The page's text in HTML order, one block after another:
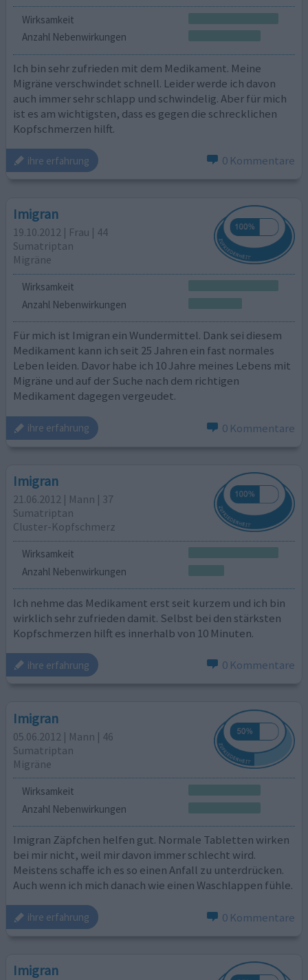
Wirksamkeit
Anzahl Nebenwirkungen
Ich bin sehr zufrieden mit dem Medikament. Meine
Migräne verschwindet schnell. Leider werde ich davon
auch immer sehr schlapp und schwindelig. Aber für mich
ist es am wichtigsten, dass es gegen die schrecklichen
Kopfschmerzen hilft.
ihre erfahrung 0 Kommentare
Imigran
19.10.2012 | Frau | 44
Sumatriptan
Migräne
Wirksamkeit
Anzahl Nebenwirkungen
Für mich ist Imigran ein Wundermittel. Dank sei diesem
Medikament kann ich seit 25 Jahren ein fast normales
Leben leiden. Davor habe ich 10 Jahre meines Lebens mit
Migräne und auf der Suche nach dem richtigen
Medikament dagegen vergeudet.
ihre erfahrung 0 Kommentare
Imigran
21.06.2012 | Mann | 37
Sumatriptan
Cluster-Kopfschmerz
Wirksamkeit
Anzahl Nebenwirkungen
Ich nehme das Medikament erst seit kurzem und ich bin
wirklich sehr zufrieden damit. Selbst bei den stärksten
Kopfschmerzen hilft es innerhalb von 10 Minuten.
ihre erfahrung 0 Kommentare
Imigran
05.06.2012 | Mann | 46
Sumatriptan
Migräne
Wirksamkeit
Anzahl Nebenwirkungen
Imigran Zäpfchen helfen gut. Normale Tabletten wirken
bei mir nicht, weil mir davon immer schlecht wird.
Meistens schaffe ich es so einen Anfall zu unterdrücken.
Auch wenn ich mich danach wie einen Waschlappen fühle.
ihre erfahrung 0 Kommentare
Imigran